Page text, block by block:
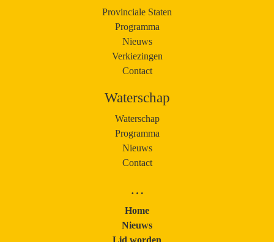
Provinciale Staten
Programma
Nieuws
Verkiezingen
Contact
Waterschap
Waterschap
Programma
Nieuws
Contact
…
Home
Nieuws